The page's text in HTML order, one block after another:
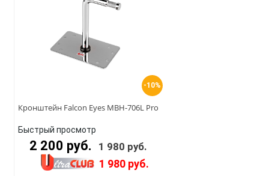
-10%
Кронштейн Falcon Eyes MBH-706L Pro
Быстрый просмотр
2 200 руб. 1 980 руб.
1 980 руб.